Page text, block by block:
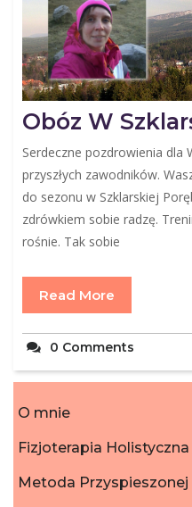
Obóz W
Serdeczne pozdrowienia dla
przyszłych zawodników.
do sezonu w Szklarskiej
zdrówkiem sobie radzę.
rośnie. Tak sobie
Read More
0 Comments
O mnie
Fizjoterapia Holistyczna
Metoda Przyspieszonej